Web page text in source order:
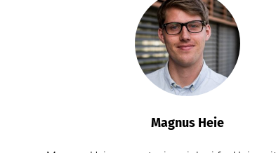
Magnus Heie